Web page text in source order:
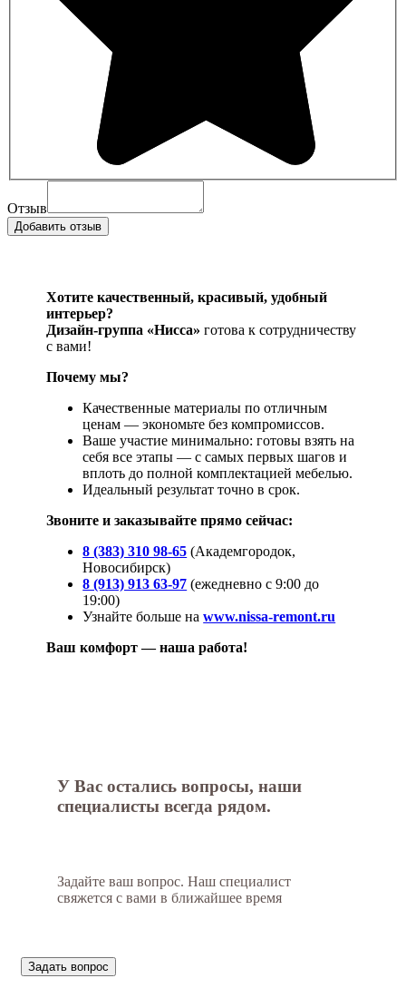
Отзыв
Хотите качественный, красивый, удобный
интерьер?
Дизайн-группа «Нисса» готова к сотрудничеству
с вами!
Почему мы?
Качественные материалы по отличным
ценам — экономьте без компромиссов.
Ваше участие минимально: готовы взять на
себя все этапы — с самых первых шагов и
вплоть до полной комплектацией мебелью.
Идеальный результат точно в срок.
Звоните и заказывайте прямо сейчас:
8 (383) 310 98-65 (Академгородок,
Новосибирск)
8 (913) 913 63-97 (ежедневно с 9:00 до
19:00)
Узнайте больше наwww.nissa-remont.ru
Ваш комфорт — наша работа!
У Вас остались вопросы, наши
специалисты всегда рядом.
Задайте ваш вопрос. Наш специалист
свяжется с вами в ближайшее время
Задать вопрос